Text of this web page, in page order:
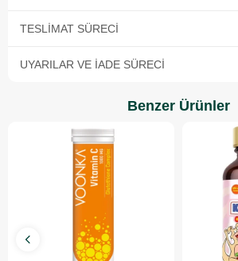
TESLIMAT SÜRECI
UYARILAR VE İADE SÜRECI
Benzer Ürünler